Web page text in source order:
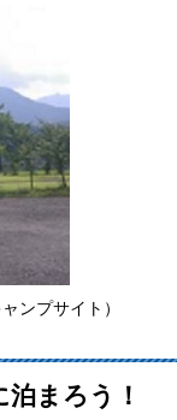
ンプサイト）
まろう！